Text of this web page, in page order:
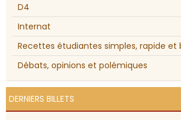
D4
Internat
Recettes étudiantes simples, rapide et
Débats, opinions et polémiques
DERNIERS BILLETS